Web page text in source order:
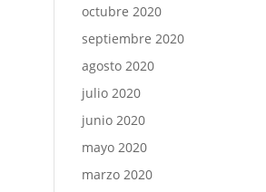
octubre 2020
septiembre 2020
agosto 2020
julio 2020
junio 2020
mayo 2020
marzo 2020